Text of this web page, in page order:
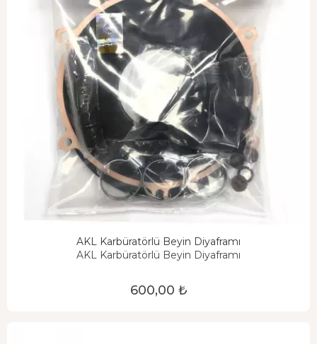
AKL Karbüratörlü Beyin Diyaframı
AKL Karbüratörlü Beyin Diyaframı
600,00 ₺